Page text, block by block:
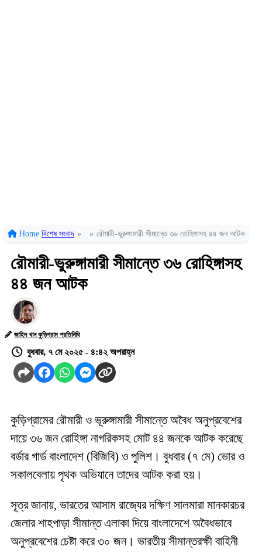
Home বিশেষ সংবাদ » » রৌমারী-ভুরুঙ্গামারী সীমান্তে ৩৬ রোহিঙ্গাসহ ৪৪ জন আটক
রৌমারী-ভুরুঙ্গামারী সীমান্তে ৩৬ রোহিঙ্গাসহ
৪৪ জন আটক
জাহিদ খান কুড়িগ্রাম প্রতিনিধি
বুধবার, ৭ মে ২০২৫ - ৪:৪২ অপরাহ্ন
কুড়িগ্রামের রৌমারী ও ভূরুঙ্গামারী সীমান্তে অবৈধ অনুপ্রবেশের
দায়ে ৩৬ জন রোহিঙ্গা নাগরিকসহ মোট ৪৪ জনকে আটক করেছে
বর্ডার গার্ড বাংলাদেশ (বিজিবি) ও পুলিশ। বুধবার (৭ মে) ভোর ও
সকালবেলায় পৃথক অভিযানে তাদের আটক করা হয়।
সূত্র জানায়, ভারতের আসাম রাজ্যের দক্ষিণ সালমারা মানকারচর
জেলার শাহপাড়া সীমান্ত এলাকা দিয়ে বাংলাদেশে অবৈধভাবে
অনুপ্রবেশের চেষ্টা করে ৩০ জন। ভারতীয় সীমান্তরক্ষী বাহিনী